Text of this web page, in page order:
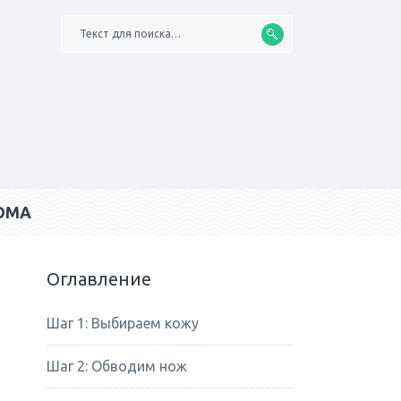
Текст для поиска…
Оглавление
Шаг 1: Выбираем кожу
Шаг 2: Обводим нож